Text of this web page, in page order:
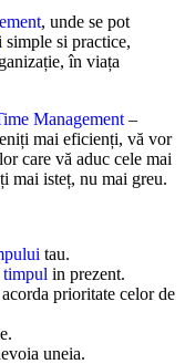
, unde se pot
simple si practice,
în viața
Management –
mai eficienți, vă vor
care vă aduc cele mai
mai isteț, nu mai greu.
tau.
timpul in prezent.
prioritate celor de
uneia.